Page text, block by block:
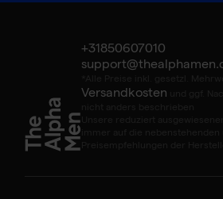
+31850607010
Versandkosten